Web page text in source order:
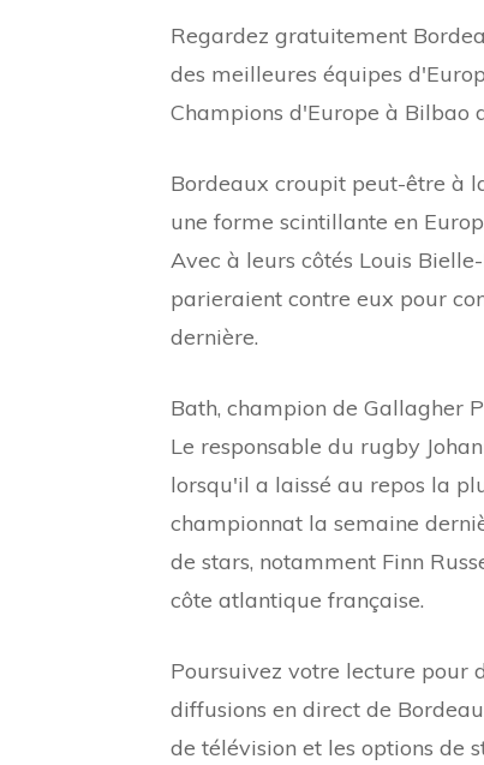
Regardez gratuitement
des meilleures équipes
Champions d'Europe à Bilbao
Bordeaux croupit peut-être à
une forme scintillante en
Avec à leurs côtés Louis
parieraient contre eux pour
dernière.
Bath, champion de Gallagher
Le responsable du rugby
lorsqu'il a laissé au repos la
championnat la semaine
de stars, notamment Finn
côte atlantique française.
Poursuivez votre lecture pour
diffusions en direct de
de télévision et les options de